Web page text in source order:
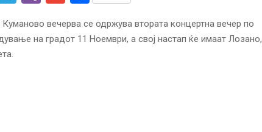
вечерва се одржува втората концертна вечер по
на градот 11 Ноември, а свој настап ќе имаат Лозано,